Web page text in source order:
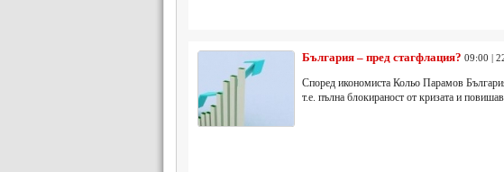
България – пред стагфлация? 09:00 |
Според икономиста Кольо Парамов
т.е. пълна блокираност от кризата и